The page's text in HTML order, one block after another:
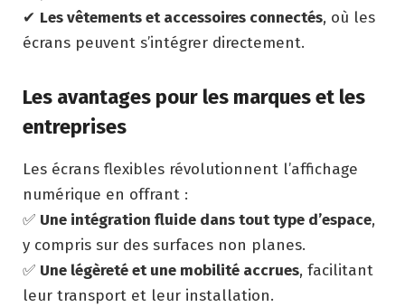
✔ Les vêtements et accessoires connectés, où les
écrans peuvent s’intégrer directement.
Les avantages pour les marques et les
entreprises
Les écrans flexibles révolutionnent l’affichage
numérique en offrant :
✅ Une intégration fluide dans tout type d’espace,
y compris sur des surfaces non planes.
✅ Une légèreté et une mobilité accrues, facilitant
leur transport et leur installation.